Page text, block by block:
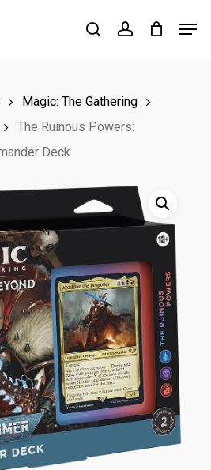
searchaccount
Magic: The Gathering
The Ruinous Powers:
Deck